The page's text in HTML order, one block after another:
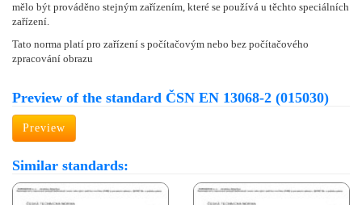
mělo být prováděno stejným zařízením, které se používá u těchto speciálních
zařízení.
Tato norma platí pro zařízení s počítačovým nebo bez počítačového
zpracování obrazu
Preview of the standard ČSN EN 13068-2 (015030)
Preview
Similar standards: